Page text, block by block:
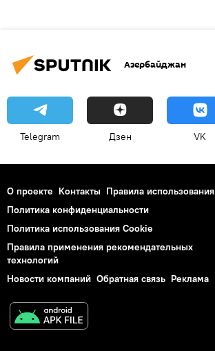
Азербайджан
Telegram Дзен VK
О проекте Контакты Правила использования
Политика конфиденциальности
Политика использования Cookie
Правила применения рекомендательных
технологий
Новости компаний Обратная связь Реклама